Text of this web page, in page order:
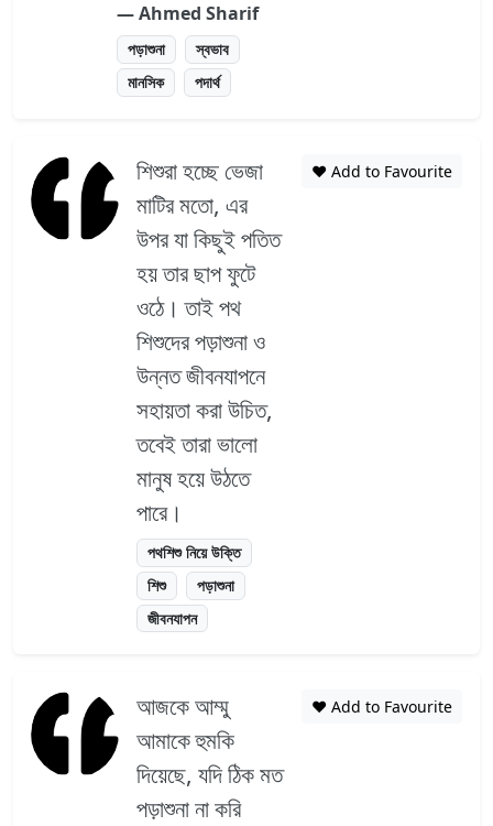
― Ahmed Sharif
পড়াশুনা
স্বভাব
মানসিক
পদার্থ
শিশুরা হচ্ছে ভেজা
মাটির মতো, এর
উপর যা কিছুই পতিত
হয় তার ছাপ ফুটে
ওঠে। তাই পথ
শিশুদের পড়াশুনা ও
উন্নত জীবনযাপনে
সহায়তা করা উচিত,
তবেই তারা ভালো
মানুষ হয়ে উঠতে
পারে।
পথশিশু নিয়ে উক্তি
শিশু
পড়াশুনা
জীবনযাপন
❤️ Add to Favourite
আজকে আম্মু
আমাকে হুমকি
দিয়েছে, যদি ঠিক মত
পড়াশুনা না করি
❤️ Add to Favourite